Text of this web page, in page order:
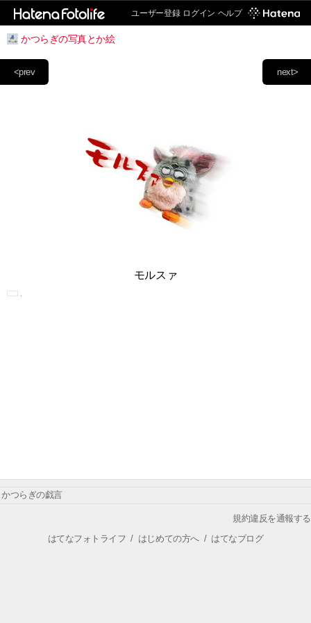
ユーザー登録 ログイン ヘルプ
かつらぎの写真とか絵
next>
<prev
モルスァ
かつらぎの戯言
規約違反を通報する
はてなフォトライフ / はじめての方へ/ はてなブログ